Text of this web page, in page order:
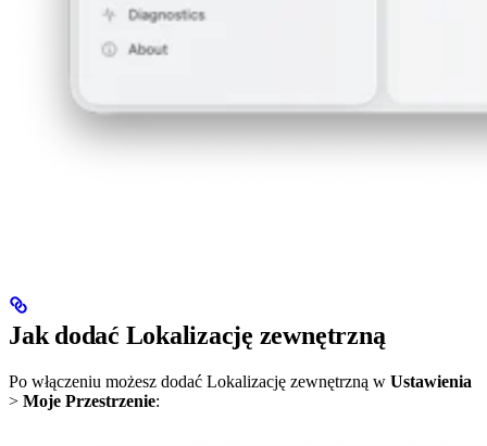
Jak dodać Lokalizację zewnętrzną
Po włączeniu możesz dodać Lokalizację zewnętrzną w Ustawienia
> Moje Przestrzenie: